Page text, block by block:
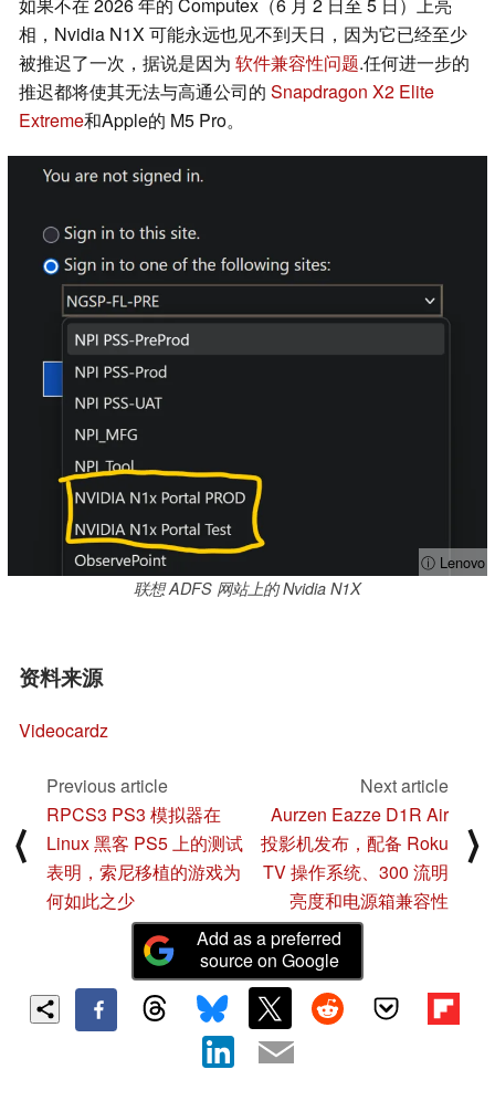
相，Nvidia N1X 可能永远也见不到天日，因为它已经至少
被推迟了一次，据说是因为 软件兼容性问题.任何进一步的
推迟都将使其无法与高通公司的 Snapdragon X2 Elite
Extreme和Apple的 M5 Pro。
ⓘ Lenovo
联想 ADFS 网站上的 Nvidia N1X
资料来源
Videocardz
⟨
Previous article
RPCS3 PS3 模拟器在
Linux 黑客 PS5 上的测试
表明，索尼移植的游戏为
何如此之少
Next article
Aurzen Eazze D1R Air
投影机发布，配备 Roku
TV 操作系统、300 流明
亮度和电源箱兼容性
⟩
Add as a preferred
source on Google